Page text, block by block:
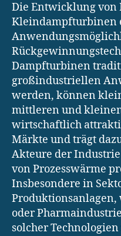
Die Entwicklung von
Kleindampfturbinen
Dampfturbinen
großindustriellen
werden, können
mittleren und
wirtschaftlich
Märkte und trägt
Akteure der
von Prozesswärme
Insbesondere in
oder
solcher